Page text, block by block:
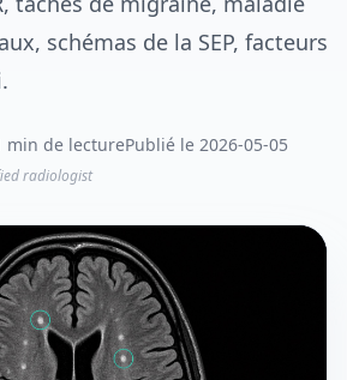
schémas de la SEP, facteurs
min de lecturePublié le 2026-05-05
radiologist